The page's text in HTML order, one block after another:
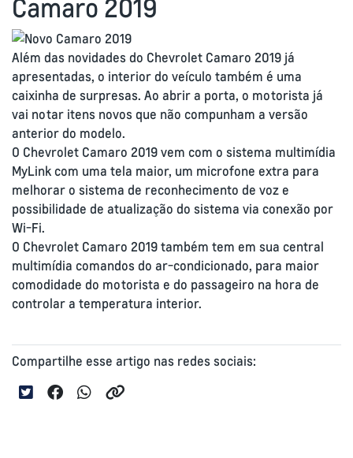
Camaro 2019
Além das novidades do Chevrolet Camaro 2019 já
apresentadas, o interior do veículo também é uma
caixinha de surpresas. Ao abrir a porta, o motorista já
vai notar itens novos que não compunham a versão
anterior do modelo.
O Chevrolet Camaro 2019 vem com o sistema multimídia
MyLink com uma tela maior, um microfone extra para
melhorar o sistema de reconhecimento de voz e
possibilidade de atualização do sistema via conexão por
Wi-Fi.
O Chevrolet Camaro 2019 também tem em sua central
multimídia comandos do ar-condicionado, para maior
comodidade do motorista e do passageiro na hora de
controlar a temperatura interior.
Compartilhe esse artigo nas redes sociais: